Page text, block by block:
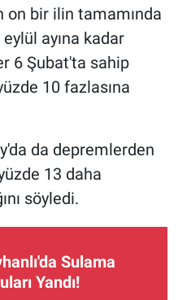
on bir ilin tamamında
ayına kadar
6 Şubat'ta sahip
10 fazlasına
da depremlerden
13 daha
söyledi.
Sulama
Yandı!